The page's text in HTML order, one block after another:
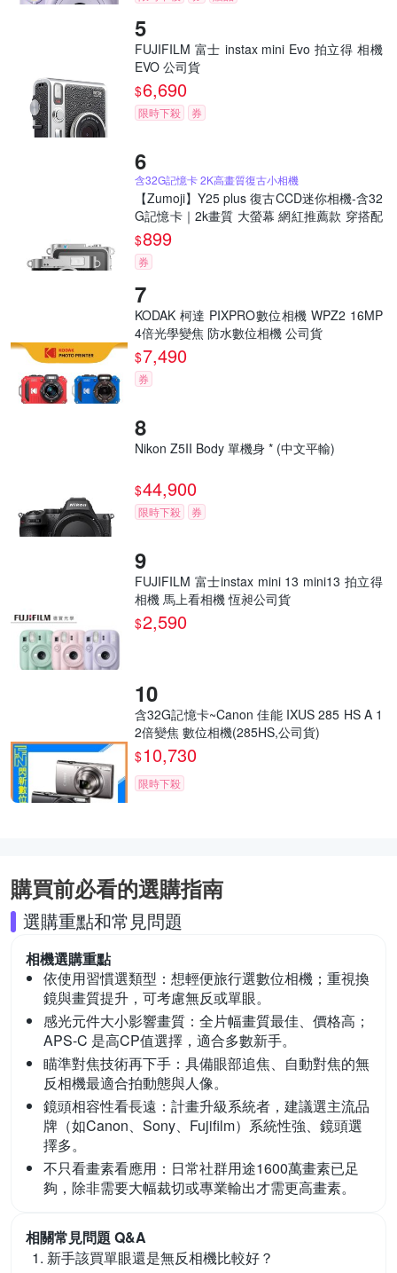
FUJIFILM 富士 instax mini Evo 拍立得 相機
EVO 公司貨
$6,690
限時下殺 券
含32G記憶卡 2K高畫質復古小相機
【Zumoji】Y25 plus 復古CCD迷你相機-含32
G記憶卡｜2k畫質 大螢幕 網紅推薦款 穿搭配
件 聖誕禮物
$899
券
KODAK 柯達 PIXPRO數位相機 WPZ2 16MP
4倍光學變焦 防水數位相機 公司貨
$7,490
券
Nikon Z5II Body 單機身 * (中文平輸)
$44,900
限時下殺 券
FUJIFILM 富士instax mini 13 mini13 拍立得
相機 馬上看相機 恆昶公司貨
$2,590
含32G記憶卡~Canon 佳能 IXUS 285 HS A 1
2倍變焦 數位相機(285HS,公司貨)
$10,730
限時下殺
購買前必看的選購指南
選購重點和常見問題
相機選購重點
依使用習慣選類型： 想輕便旅行選數位相機；重視換
鏡與畫質提升，可考慮無反或單眼。
感光元件大小影響畫質： 全片幅畫質最佳、價格高；
APS-C 是高CP值選擇，適合多數新手。
瞄準對焦技術再下手： 具備眼部追焦、自動對焦的無
反相機最適合拍動態與人像。
鏡頭相容性看長遠： 計畫升級系統者，建議選主流品
牌（如Canon、Sony、Fujifilm）系統性強、鏡頭選
擇多。
不只看畫素看應用： 日常社群用途1600萬畫素已足
夠，除非需要大幅裁切或專業輸出才需更高畫素。
相關常見問題 Q&A
新手該買單眼還是無反相機比較好？